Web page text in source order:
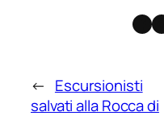
← Escursionisti
salvati alla Rocca di